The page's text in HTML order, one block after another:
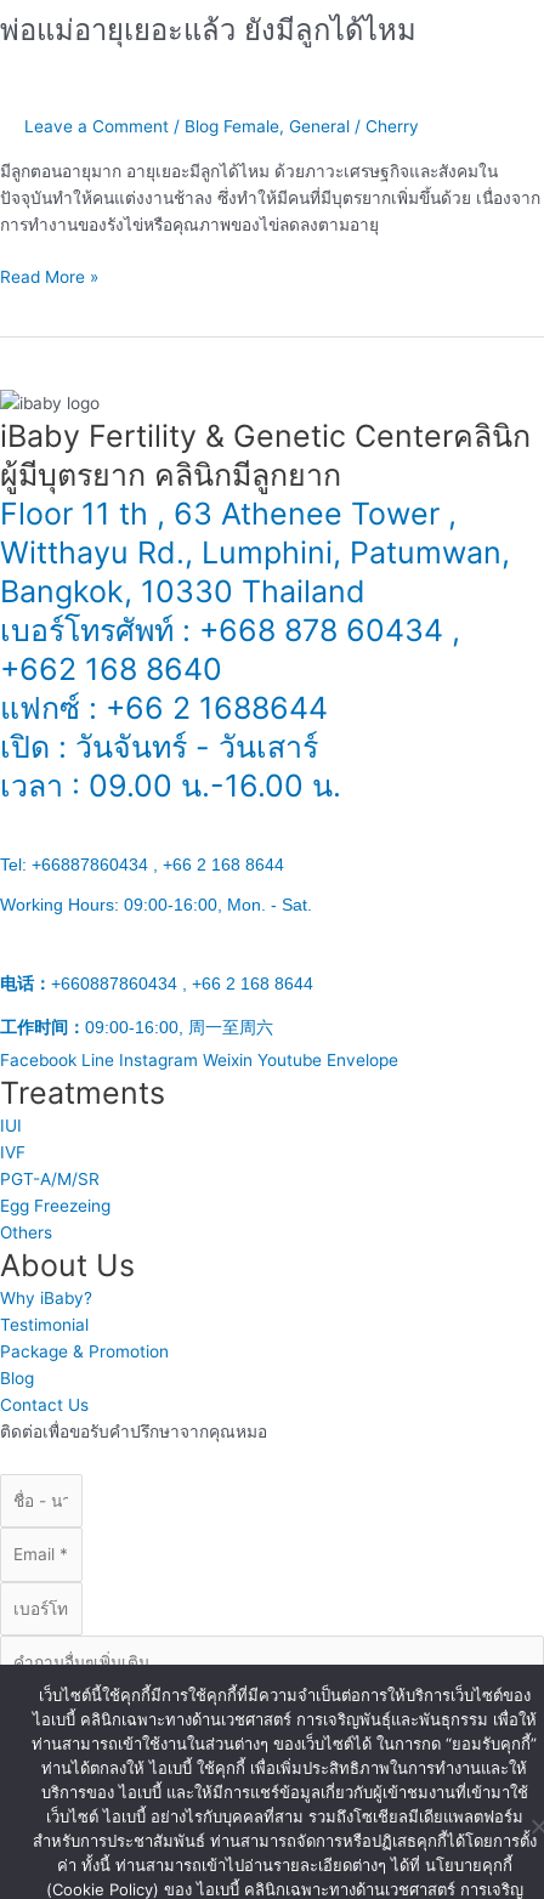
พ่อแม่อายุเยอะแล้ว ยังมีลูกได้ไหม
Leave a Comment / Blog Female, General / Cherry
มีลูกตอนอายุมาก อายุเยอะมีลูกได้ไหม ด้วยภาวะเศรษฐกิจและสังคมใน
ปัจจุบันทำให้คนแต่งงานช้าลง ซึ่งทำให้มีคนที่มีบุตรยากเพิ่มขึ้นด้วย เนื่องจาก
การทำงานของรังไข่หรือคุณภาพของไข่ลดลงตามอายุ
อายุ
ลูก
ได้
ไหม
Read More »
iBaby Fertility & Genetic Center​ คลินิก
ผู้มีบุตรยาก คลินิกมีลูกยาก
Floor 11 th , 63 Athenee Tower ,
Witthayu Rd., Lumphini, Patumwan,
Bangkok, 10330 Thailand
เบอร์โทรศัพท์ : +668 878 60434 ,
+662 168 8640
แฟกซ์ : +66 2 1688644
เปิด : วันจันทร์ - วันเสาร์
เวลา : 09.00 น.-16.00 น.
Tel: +66887860434 , +66 2 168 8644
Working Hours: 09:00-16:00 , Mon. - Sat.
电话： +660887860434 , +66 2 168 8644
工作时间： 09:00-16:00, 周一至周六
Facebook Line Instagram Weixin Youtube Envelope
Treatments
IUI
IVF
PGT-A/M/SR
Egg Freezeing
Others
About Us
Why iBaby?
Testimonial
Package & Promotion
Blog
Contact Us
ติดต่อเพื่อขอรับคำปรึกษาจากคุณหมอ
ส่งข้อมูล
© Copyright iBaby 2020. All Right Reserved.
เว็บไซต์นี้ใช้คุกกี้มีการใช้คุกกี้ที่มีความจำเป็นต่อการให้บริการเว็บไซต์ของ
ไอเบบี้ คลินิกเฉพาะทางด้านเวชศาสตร์ การเจริญพันธุ์และพันธุกรรม เพื่อให้
ท่านสามารถเข้าใช้งานในส่วนต่างๆ ของเว็บไซต์ได้ ในการกด “ยอมรับคุกกี้”
ท่านได้ตกลงให้ ไอเบบี้ ใช้คุกกี้ เพื่อเพิ่มประสิทธิภาพในการทำงานและให้
บริการของ ไอเบบี้ และให้มีการแชร์ข้อมูลเกี่ยวกับผู้เข้าชมงานที่เข้ามาใช้
เว็บไซต์ ไอเบบี้ อย่างไรกับบุคคลที่สาม รวมถึงโซเชียลมีเดียแพลตฟอร์ม
สำหรับการประชาสัมพันธ์ ท่านสามารถจัดการหรือปฏิเสธคุกกี้ได้โดยการตั้ง
ค่า ทั้งนี้ ท่านสามารถเข้าไปอ่านรายละเอียดต่างๆ ได้ที่ นโยบายคุกกี้
(Cookie Policy) ของ ไอเบบี้ คลินิกเฉพาะทางด้านเวชศาสตร์ การเจริญ